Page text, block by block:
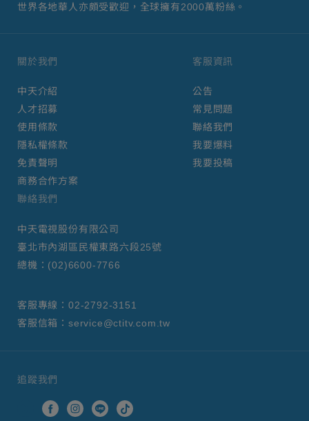
世界各地華人亦頗受歡迎，全球擁有2000萬粉絲。
追蹤我們
關於我們
中天介紹
人才招募
使用條款
隱私權條款
免責聲明
商務合作方案
客服資訊
公告
常見問題
聯絡我們
我要爆料
我要投稿
聯絡我們
中天電視股份有限公司
臺北市內湖區民權東路六段25號
總機： (02)6600-7766
客服專線： 02-2792-3151
客服信箱： service@ctitv.com.tw